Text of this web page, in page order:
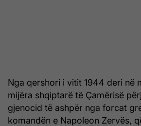
Nga qershori i vitit 1944 deri në
mijëra shqiptarë të Çamërisë
gjenocid të ashpër nga forcat
komandën e Napoleon Zervës,